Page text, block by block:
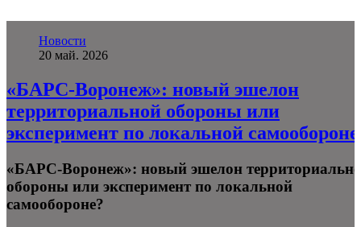
Новости
20 май. 2026
«БАРС-Воронеж»: новый эшелон
территориальной обороны или
эксперимент по локальной
«БАРС-Воронеж»: новый эшелон
обороны или эксперимент по локальной
самообороне?